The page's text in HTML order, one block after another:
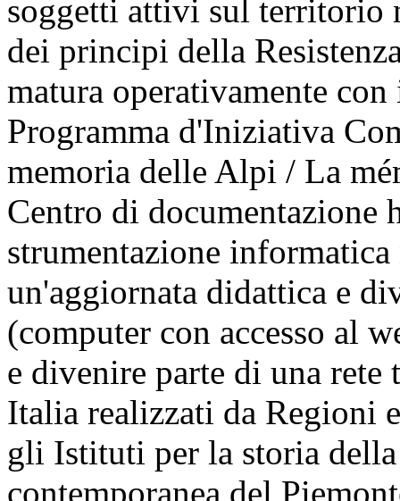
soggetti attivi sul territorio
dei principi della
matura operativamente
Programma d'Iniziativa
memoria delle Alpi / La
Centro di documentazione
strumentazione
un'aggiornata didattica e
(computer con accesso al
e divenire parte di una
Italia realizzati da Regioni
gli Istituti per la storia della
contemporanea del